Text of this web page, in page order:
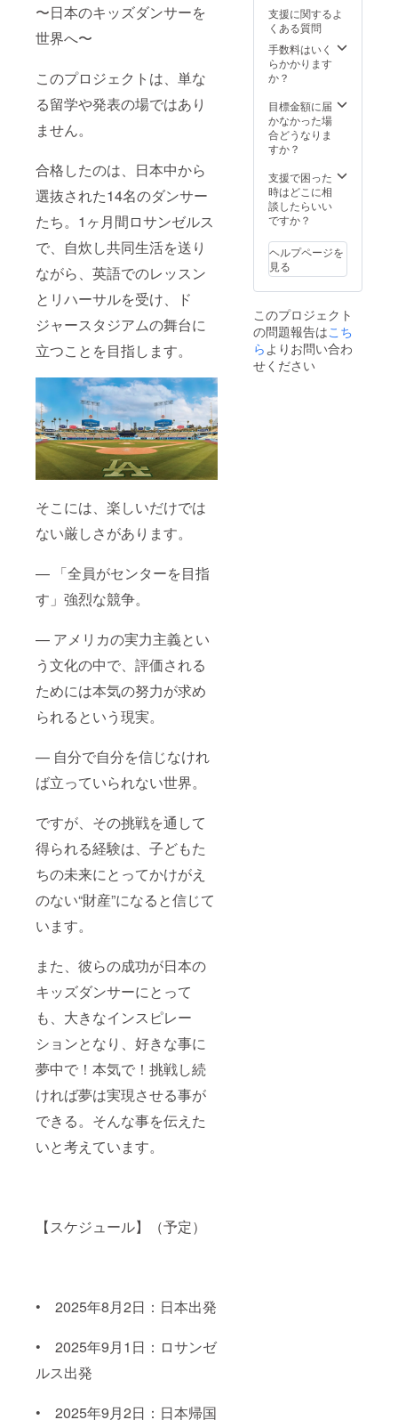
〜日本のキッズダンサーを
世界へ〜
このプロジェクトは、単な
る留学や発表の場ではあり
ません。
合格したのは、日本中から
選抜された14名のダンサー
たち。1ヶ月間ロサンゼルス
で、自炊し共同生活を送り
ながら、英語でのレッスン
とリハーサルを受け、ド
ジャースタジアムの舞台に
立つことを目指します。
そこには、楽しいだけでは
ない厳しさがあります。
— 「全員がセンターを目指
す」強烈な競争。
— アメリカの実力主義とい
う文化の中で、評価される
ためには本気の努力が求め
られるという現実。
— 自分で自分を信じなけれ
ば立っていられない世界。
ですが、その挑戦を通して
得られる経験は、子どもた
ちの未来にとってかけがえ
のない“財産”になると信じて
います。
また、彼らの成功が日本の
キッズダンサーにとって
も、大きなインスピレー
ションとなり、好きな事に
夢中で！本気で！挑戦し続
ければ夢は実現させる事が
できる。そんな事を伝えた
いと考えています。
【スケジュール】（予定）
• 2025年8月2日：日本出発
• 2025年9月1日：ロサンゼ
ルス出発
• 2025年9月2日：日本帰国
支援に関するよ
くある質問
手数料はいく
らかかります
か？
目標金額に届
かなかった場
合どうなりま
すか？
支援で困った
時はどこに相
談したらいい
ですか？
ヘルプページを
見る
このプロジェクト
の問題報告はこち
らよりお問い合わ
せください